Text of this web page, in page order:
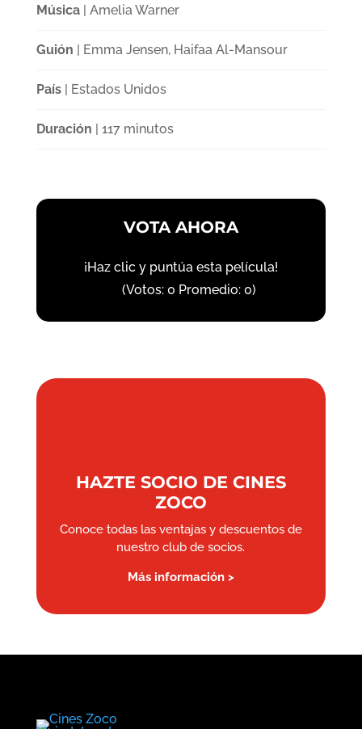
Música| Amelia Warner
Guión | Emma Jensen, Haifaa Al-Mansour
País| Estados Unidos
Duración | 117 minutos
VOTA AHORA
¡Haz clic y puntúa esta película!
(Votos: 0 Promedio: 0)
HAZTE SOCIO DE CINES
ZOCO
Conoce todas las ventajas y descuentos de
nuestro club de socios.
Más información >